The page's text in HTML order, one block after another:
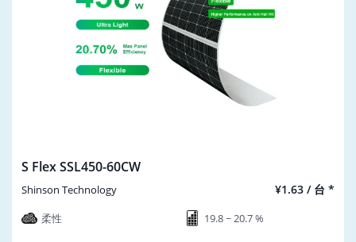
S Flex SSL450-60CW
Shinson Technology ¥1.63 / 台 *
柔性 19.8 ~ 20.7 %